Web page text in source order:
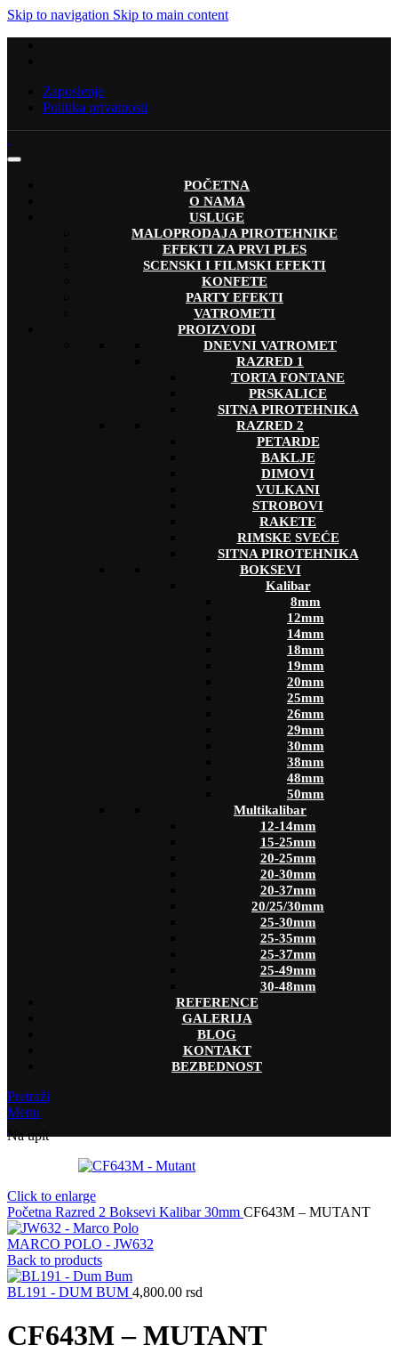
Skip to navigation Skip to main content
Zaposlenje
Politika privatnosti
POČETNA
O NAMA
USLUGE
MALOPRODAJA PIROTEHNIKE
EFEKTI ZA PRVI PLES
SCENSKI I FILMSKI EFEKTI
KONFETE
PARTY EFEKTI
VATROMETI
PROIZVODI
DNEVNI VATROMET
RAZRED 1
TORTA FONTANE
PRSKALICE
SITNA PIROTEHNIKA
RAZRED 2
PETARDE
BAKLJE
DIMOVI
VULKANI
STROBOVI
RAKETE
RIMSKE SVEĆE
SITNA PIROTEHNIKA
BOKSEVI
Kalibar
8mm
12mm
14mm
18mm
19mm
20mm
25mm
26mm
29mm
30mm
38mm
48mm
50mm
Multikalibar
12-14mm
15-25mm
20-25mm
20-30mm
20-37mm
20/25/30mm
25-30mm
25-35mm
25-37mm
25-49mm
30-48mm
REFERENCE
GALERIJA
BLOG
KONTAKT
BEZBEDNOST
Pretraži
Menu
Na upit
Click to enlarge
Početna Razred 2 Boksevi Kalibar30mm CF643M – MUTANT
MARCO POLO - JW632
Back to products
BL191 - DUM BUM 4,800.00 rsd
CF643M – MUTANT